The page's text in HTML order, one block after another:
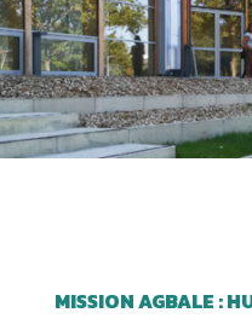
MISSION AGBALE :